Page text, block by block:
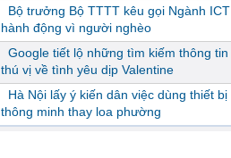
Bộ trưởng Bộ TTTT kêu gọi Ngành ICT
hành động vì người nghèo
Google tiết lộ những tìm kiếm thông tin
thú vị về tình yêu dịp Valentine
Hà Nội lấy ý kiến dân việc dùng thiết bị
thông minh thay loa phường